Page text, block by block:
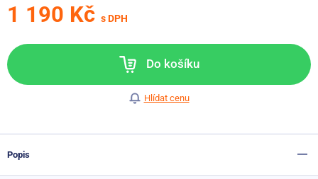
1 190 Kč s DPH
Do košíku
Hlídat cenu
Popis